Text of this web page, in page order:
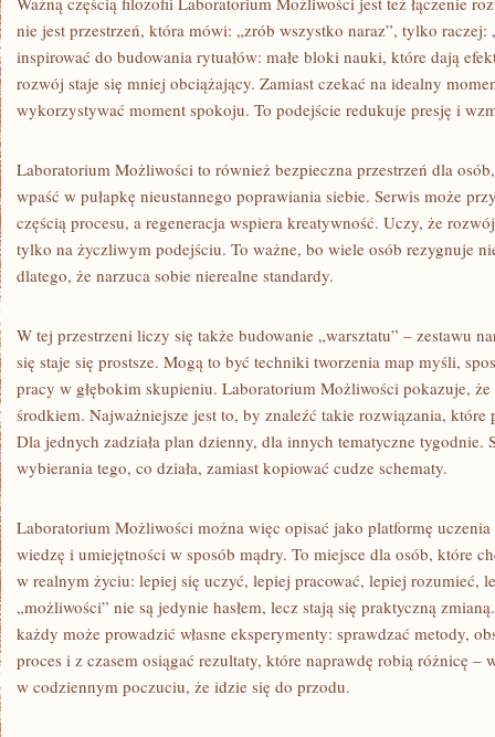
nie jest przestrzeń, która mówi: „zrób wszystko naraz”, tylko raczej:
inspirować do budowania rytuałów: małe bloki nauki, które dają
rozwój staje się mniej obciążający. Zamiast czekać na idealny
wykorzystywać moment spokoju. To podejście redukuje presję i
Laboratorium Możliwości to również bezpieczna przestrzeń dla
wpaść w pułapkę nieustannego poprawiania siebie. Serwis może
częścią procesu, a regeneracja wspiera kreatywność. Uczy, że
tylko na życzliwym podejściu. To ważne, bo wiele osób rezygnuje
dlatego, że narzuca sobie nierealne standardy.
W tej przestrzeni liczy się także budowanie „warsztatu” – zestawu
się staje się prostsze. Mogą to być techniki tworzenia map myśli,
pracy w głębokim skupieniu. Laboratorium Możliwości pokazuje,
środkiem. Najważniejsze jest to, by znaleźć takie rozwiązania, które
Dla jednych zadziała plan dzienny, dla innych tematyczne tygodnie.
wybierania tego, co działa, zamiast kopiować cudze schematy.
Laboratorium Możliwości można więc opisać jako platformę
wiedzę i umiejętności w sposób mądry. To miejsce dla osób, które
w realnym życiu: lepiej się uczyć, lepiej pracować, lepiej rozumieć,
„możliwości” nie są jedynie hasłem, lecz stają się praktyczną
każdy może prowadzić własne eksperymenty: sprawdzać metody,
proces i z czasem osiągać rezultaty, które naprawdę robią różnicę –
w codziennym poczuciu, że idzie się do przodu.